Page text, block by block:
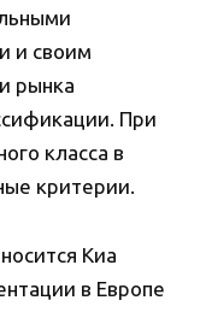
и своим
рынка
При
класса в
критерии.
Киа
в Европе